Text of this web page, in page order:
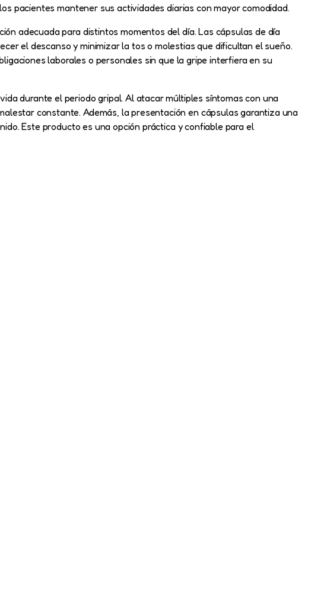
pacientes mantener sus actividades diarias con mayor comodidad.
adecuada para distintos momentos del día. Las cápsulas de día
el descanso y minimizar la tos o molestias que dificultan el sueño.
laborales o personales sin que la gripe interfiera en su
durante el periodo gripal. Al atacar múltiples síntomas con una
constante. Además, la presentación en cápsulas garantiza una
Este producto es una opción práctica y confiable para el